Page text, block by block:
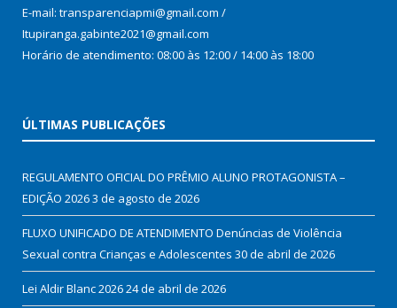
E-mail: transparenciapmi@gmail.com /
Itupiranga.gabinte2021@gmail.com
Horário de atendimento: 08:00 às 12:00 / 14:00 às 18:00
ÚLTIMAS PUBLICAÇÕES
REGULAMENTO OFICIAL DO PRÊMIO ALUNO PROTAGONISTA –
EDIÇÃO 20263 de agosto de 2026
FLUXO UNIFICADO DE ATENDIMENTO Denúncias de Violência
Sexual contra Crianças e Adolescentes 30 de abril de 2026
Lei Aldir Blanc 202624 de abril de 2026